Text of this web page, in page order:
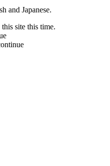
and Japanese.
site this time.